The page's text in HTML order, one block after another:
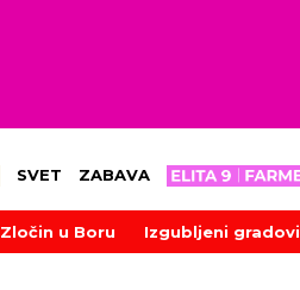
SVET ZABAVA
Zločin u Boru Izgubljeni gradovi